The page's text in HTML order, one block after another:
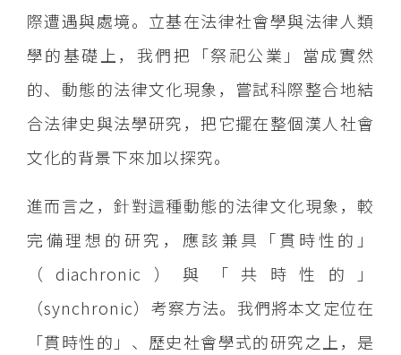
際遭遇與處境。立基在法律社會學與法律人類
學的基礎上，我們把「祭祀公業」當成實然
的、動態的法律文化現象，嘗試科際整合地結
合法律史與法學研究，把它擺在整個漢人社會
文化的背景下來加以探究。
進而言之，針對這種動態的法律文化現象，較
完備理想的研究，應該兼具「貫時性的」
（diachronic）與「共時性的」
（synchronic）考察方法。我們將本文定位在
「貫時性的」、歷史社會學式的研究之上，是